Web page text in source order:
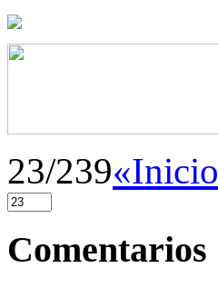
23/239«Inicio
Comentarios